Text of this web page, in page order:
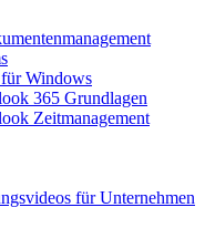
Windows
365 Grundlagen
Zeitmanagement
für Unternehmen